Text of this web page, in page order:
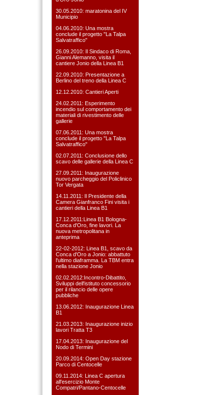
30.05.2010: maratonina del IV
Municipio
04.06.2010: Una mostra
conclude il progetto "La Talpa
Salvatraffico"
26.09.2010: Il Sindaco di Roma,
Gianni Alemanno, visita il
cantiere Jonio della Linea B1
22.09.2010: Presentazione a
Berlino del treno della Linea C
12.12.2010: Cantieri Aperti
24.02.2011: Esperimento
incendio sul comportamento dei
materiali di rivestimento delle
gallerie
07.06.2011: Una mostra
conclude il progetto "La Talpa
Salvatraffico"
02.07.2011: Conclusione dello
scavo delle gallerie della Linea C
27.09.2011: Inaugurazione
nuovo parcheggio del Policlinico
Tor Vergata
14.11.2011: Il Presidente della
Camera Gianfranco Fini visita i
cantieri della Linea B1
17.12.2011:Linea B1 Bologna-
Conca d'Oro, fine lavori. La
nuova metropolitana in
anteprima
22-02-2012: Linea B1, scavo da
Conca d'Oro a Jonio: abbattuto
l'ultimo diaframma. La TBM entra
nella stazione Jonio
02.02.2012:Incontro-Dibattito,
Sviluppi dell'istituto concessorio
per il rilancio delle opere
pubbliche
13.06.2012: Inaugurazione Linea
B1
21.03.2013: Inaugurazione inizio
lavori Tratta T3
17.04.2013: Inaugurazione del
Nodo di Termini
20.09.2014: Open Day stazione
Parco di Centocelle
09.11.2014: Linea C apertura
all'esercizio Monte
Compatri/Pantano-Centocelle